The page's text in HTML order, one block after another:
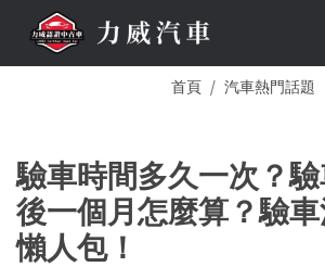
首頁 汽車熱門話題
驗車時間多久一次？
後一個月怎麼算？驗
懶人包！